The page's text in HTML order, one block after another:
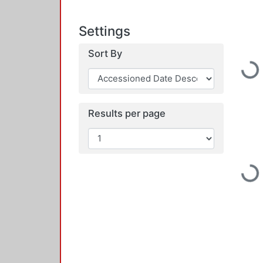
Settings
Sort By
Results per page